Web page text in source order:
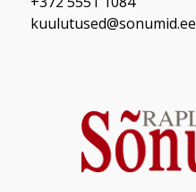
kuulutused@sonumid.ee